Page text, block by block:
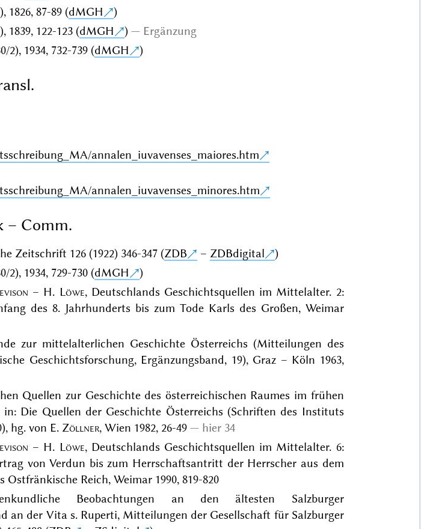
1826, 87-89 (dMGH
)
1839, 122-123 (dMGH )
Ergänzung
2), 1934, 732-739 (dMGH )
annalen_iuvavenses_maiores.htm
annalen_iuvavenses_minores.htm
– Comm.
Zeitschrift 126 (1922) 346-347 (ZDB – ZDBdigital
)
2), 1934, 729-730 (dMGH
)
– H. Löwe, Deutschlands Geschichtsquellen im Mittelalter. 2:
des 8. Jahrhunderts bis zum Tode Karls des Großen, Weimar
zur mittelalterlichen Geschichte Österreichs (Mitteilungen des
Geschichtsforschung, Ergänzungsband, 19), Graz – Köln 1963,
Quellen zur Geschichte des österreichischen Raumes im frühen
Die Quellen der Geschichte Österreichs (Schriften des Instituts
hg. von E. Zöllner, Wien 1982, 26-49
hier 34
– H. Löwe, Deutschlands Geschichtsquellen im Mittelalter. 6:
von Verdun bis zum Herrschaftsantritt der Herrscher aus dem
Ostfränkische Reich, Weimar 1990, 819-820
Beobachtungen an den ältesten Salzburger
an der Vita s. Ruperti, Mitteilungen der Gesellschaft für Salzburger